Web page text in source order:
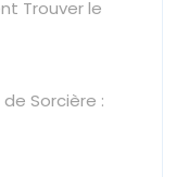
Trouver le
Sorcière :